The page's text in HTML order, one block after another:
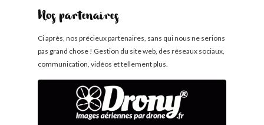
Nos partenaires
Ci après, nos précieux partenaires, sans qui nous ne serions
pas grand chose ! Gestion du site web, des réseaux sociaux,
communication, vidéos et tellement plus.